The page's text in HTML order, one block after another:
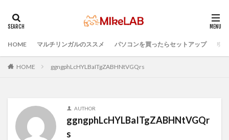
HOME マルチリンガルのススメ パソコンを買ったらセットアップ プ
HOME ggngphLcHYLBaITgZABHNtVGQrs
AUTHOR
ggngphLcHYLBaITgZABHNtVGQr
s
タグ
セキュリティ対策ソフト Visual Studio Code
プログラミング言語
ウィルス対策
PC準備 プログラミング準備